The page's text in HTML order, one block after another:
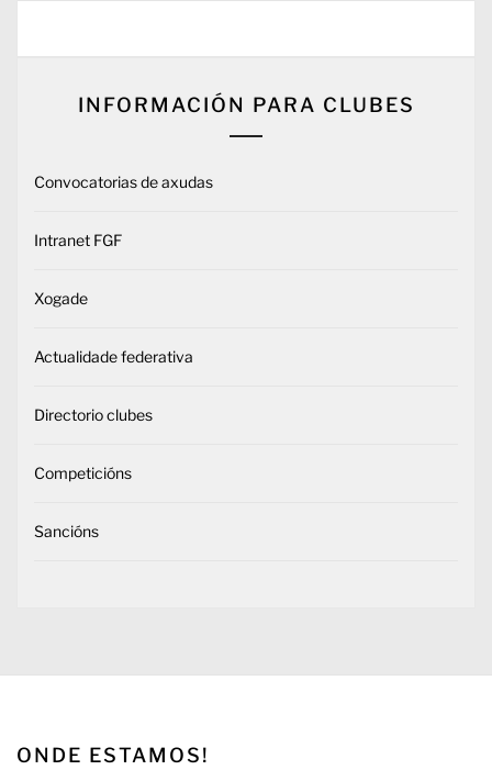
INFORMACIÓN PARA CLUBES
Convocatorias de axudas
Intranet FGF
Xogade
Actualidade federativa
Directorio clubes
Competicións
Sancións
ONDE ESTAMOS!